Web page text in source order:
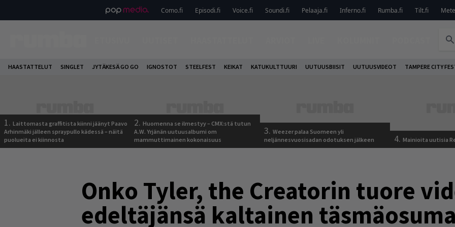
Como.fi Episodi.fi Voice.fi Soundi.fi Pelaaja.fi Inferno.fi Rumba.fi Tilt.fi
HAASTATTELUT SINGLET JYTÄKESÄ GO GO IGNOSTOT STEELFEST KEIKAT KATUKULTTUURI UUTUUSBIISIT UUTUUSVIDEOT TAMPERE CITY
1. Laittomasta graffitista kiinni jäänyt Paavo
Arhinmäki jälleen spraypullo kädessä – näitä
puolueita ei kiinnosta
2. Huomenna se ilmestyy – CMX:stä tutun
A.W. Yrjänän uutuusalbumi om
mammuttimainen kokonaisuus
3. Weezer palaa Suomeen yli
neljännesvuosisadan odotuksen jälkeen
4. Mainioita uutisia
Onko Tyler, the Creatorin tuore
edeltäjänsä kaltainen